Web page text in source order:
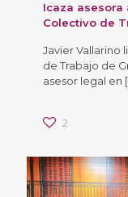
Icaza asesora
Colectivo de
Javier Vallarino
de Trabajo de
asesor legal en
2